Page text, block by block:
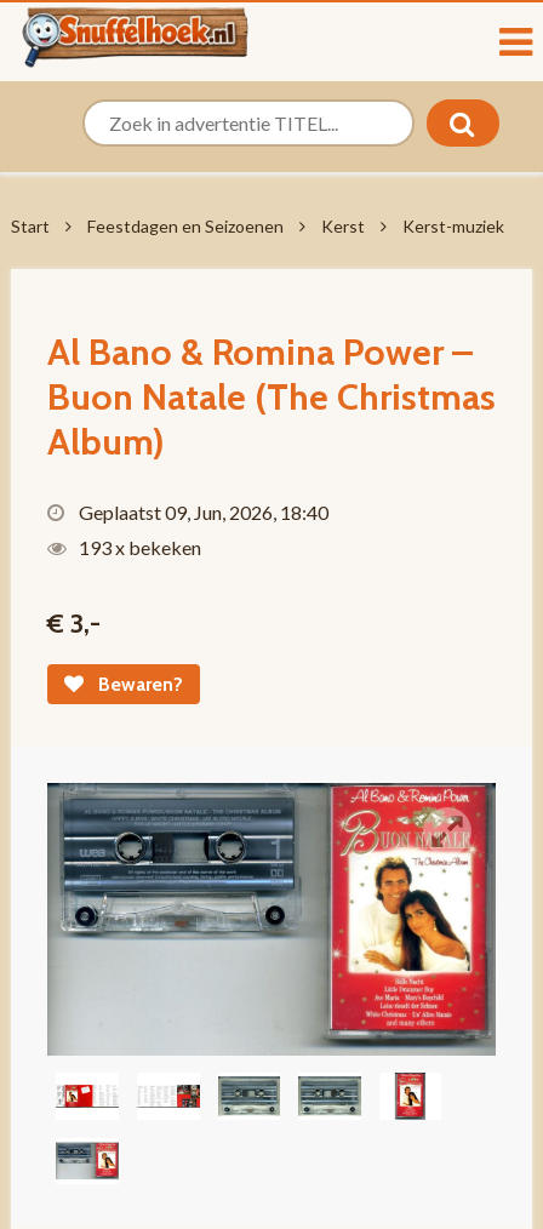
Start Feestdagen en Seizoenen Kerst Kerst-muziek
Al Bano & Romina Power –
Buon Natale (The Christmas
Album)
Geplaatst 09, Jun, 2026, 18:40
193 x bekeken
€ 3,-
Bewaren?